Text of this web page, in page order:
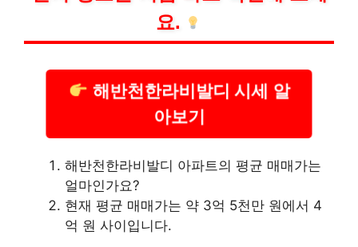
요.
해반천한라비발디 시세 알
아보기
해반천한라비발디 아파트의 평균 매매가는
얼마인가요?
현재 평균 매매가는 약 3억 5천만 원에서 4
억 원 사이입니다.